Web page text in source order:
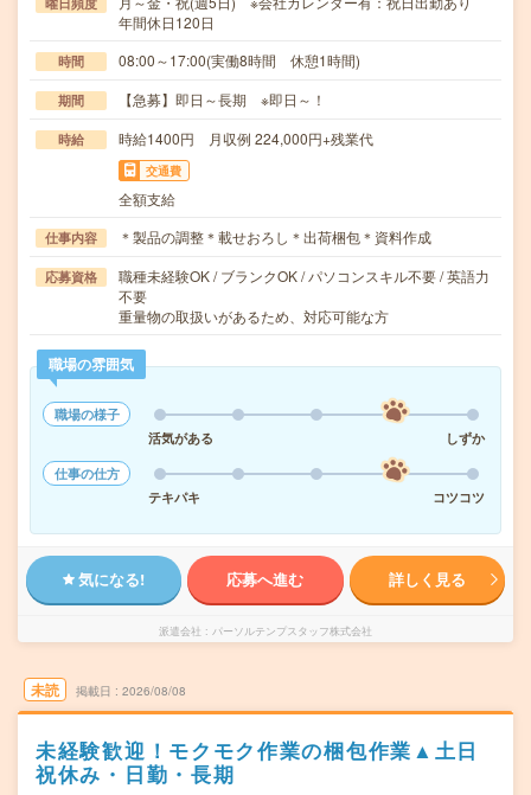
年間休日120日
時間 08:00～17:00(実働8時間 休憩1時間)
期間 【急募】即日～長期 ※即日～！
時給 時給1400円 月収例 224,000円+残業代
交通費
全額支給
仕事内容 ＊製品の調整＊載せおろし＊出荷梱包＊資料作成
応募資格
職種未経験OK / ブランクOK / パソコンスキル不要 / 英語力
不要
重量物の取扱いがあるため、対応可能な方
職場の雰囲気
職場の様子
活気がある
しずか
仕事の仕方
テキパキ
コツコツ
気になる! 応募へ進む 詳しく見る
派遣会社 パーソルテンプスタッフ株式会社
未読 掲載日 2026/08/08
未経験歓迎！モクモク作業の梱包作業▲土日
祝休み・日勤・長期